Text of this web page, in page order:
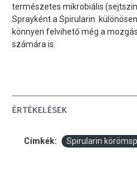
természetes mikrobiális
Sprayként a Spirularin
könnyen felvihető még a
számára is.
ÉRTÉKELÉSEK
Címkék: Spirularin